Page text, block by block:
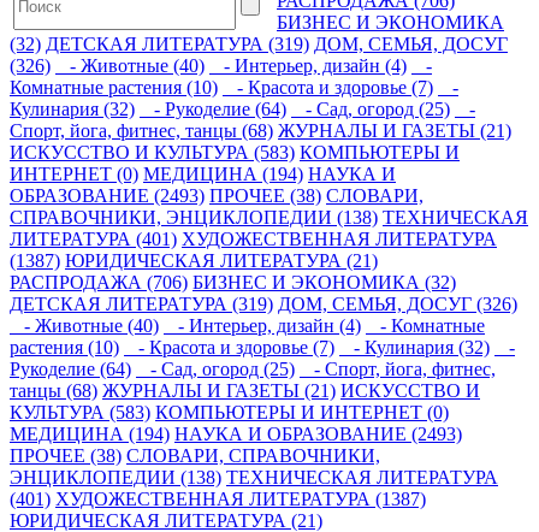
БИЗНЕС И ЭКОНОМИКА
(32) ДЕТСКАЯ ЛИТЕРАТУРА (319) ДОМ, СЕМЬЯ, ДОСУГ
(326)
- Животные (40) - Интерьер, дизайн (4)
-
Комнатные растения (10)
- Красота и здоровье (7)
-
Кулинария (32)
- Рукоделие (64) - Сад, огород (25)
-
Спорт, йога, фитнес, танцы (68) ЖУРНАЛЫ И ГАЗЕТЫ (21)
ИСКУССТВО И КУЛЬТУРА (583) КОМПЬЮТЕРЫ И
ИНТЕРНЕТ (0) МЕДИЦИНА (194) НАУКА И
ОБРАЗОВАНИЕ (2493) ПРОЧЕЕ (38) СЛОВАРИ,
СПРАВОЧНИКИ, ЭНЦИКЛОПЕДИИ (138) ТЕХНИЧЕСКАЯ
ЛИТЕРАТУРА (401) ХУДОЖЕСТВЕННАЯ ЛИТЕРАТУРА
(1387) ЮРИДИЧЕСКАЯ ЛИТЕРАТУРА (21)
РАСПРОДАЖА (706) БИЗНЕС И ЭКОНОМИКА (32)
ДЕТСКАЯ ЛИТЕРАТУРА (319) ДОМ, СЕМЬЯ, ДОСУГ (326)
- Животные (40)
- Интерьер, дизайн (4)
- Комнатные
растения (10)
- Красота и здоровье (7) - Кулинария (32)
-
Рукоделие (64)
- Сад, огород (25)
- Спорт, йога, фитнес,
танцы (68) ЖУРНАЛЫ И ГАЗЕТЫ (21) ИСКУССТВО И
КУЛЬТУРА (583) КОМПЬЮТЕРЫ И ИНТЕРНЕТ (0)
МЕДИЦИНА (194) НАУКА И ОБРАЗОВАНИЕ (2493)
ПРОЧЕЕ (38) СЛОВАРИ, СПРАВОЧНИКИ,
ЭНЦИКЛОПЕДИИ (138) ТЕХНИЧЕСКАЯ ЛИТЕРАТУРА
(401) ХУДОЖЕСТВЕННАЯ ЛИТЕРАТУРА (1387)
ЮРИДИЧЕСКАЯ ЛИТЕРАТУРА (21)